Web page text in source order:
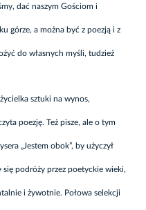
dać naszym Gościom i
górze, a można być z poezją i z
do własnych myśli, tudzież
sztuki na wynos,
poezję. Też pisze, ale o tym
„Jestem obok”, by użyczył
podróży przez poetyckie wieki,
i żywotnie. Połowa selekcji